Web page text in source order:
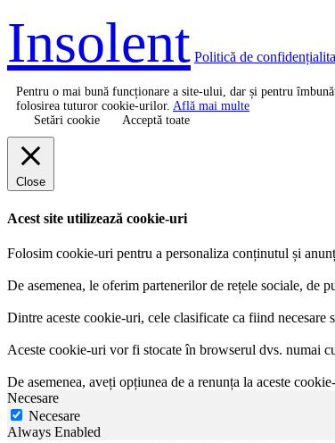
Insolent Politică de
Pentru o mai bună funcționare a site-ului, dar și pentru
folosirea tuturor cookie-urilor. Află mai multe
Setări cookie
Acceptă toate
Close
Acest site utilizează cookie-uri
Folosim cookie-uri pentru a personaliza conținutul și
De asemenea, le oferim partenerilor de rețele sociale,
Dintre aceste cookie-uri, cele clasificate ca fiind
Aceste cookie-uri vor fi stocate în browserul dvs. numai
De asemenea, aveți opțiunea de a renunța la aceste
Necesare
Necesare
Always Enabled